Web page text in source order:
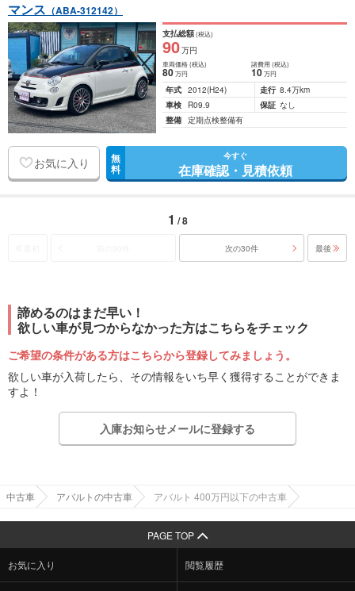
マンス （ABA-312142）
支払総額(税込)
90万円
車両価格(税込)
80万円
諸費用 (税込)
10 万円
年式 2012(H24) 走行 8.4万km
車検
R09.9 保証 なし
整備 定期点検整備有
お気に入り 無
料
今すぐ
在庫確認・見積依頼
1 / 8
次の30件 最後
諦めるのはまだ早い！
欲しい車が見つからなかった方はこちらをチェック
ご希望の条件がある方はこちらから登録してみましょう。
欲しい車が入荷したら、その情報をいち早く獲得することができま
すよ！
入庫お知らせメールに登録する
中古車 アバルトの中古車 アバルト 400万円以下の中古車
PAGE TOP
お気に入り 閲覧履歴